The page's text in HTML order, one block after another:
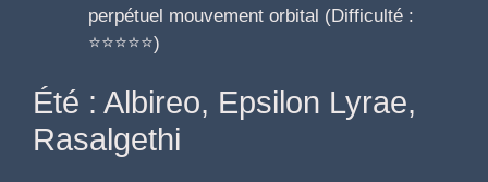
perpétuel mouvement orbital (Difficulté :
⭐⭐⭐⭐⭐)
Été : Albireo, Epsilon Lyrae,
Rasalgethi